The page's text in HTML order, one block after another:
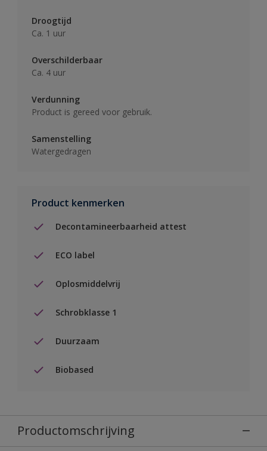
Droogtijd
Ca. 1 uur
Overschilderbaar
Ca. 4 uur
Verdunning
Product is gereed voor gebruik.
Samenstelling
Watergedragen
Product kenmerken
Decontamineerbaarheid attest
ECO label
Oplosmiddelvrij
Schrobklasse 1
Duurzaam
Biobased
Productomschrijving